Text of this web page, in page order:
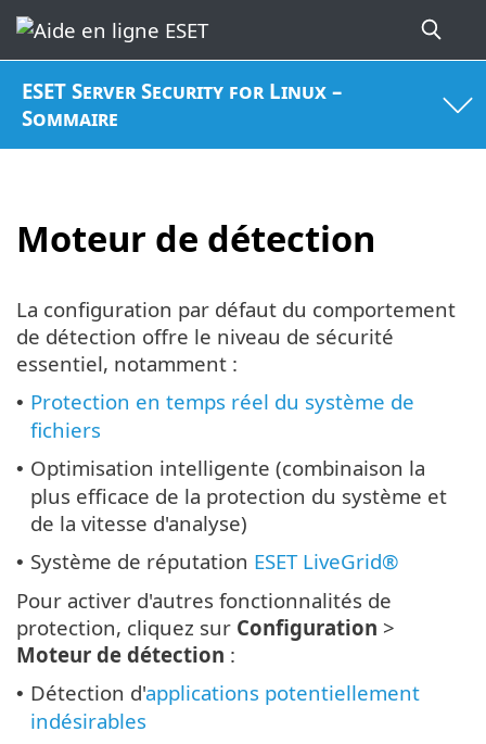
ESET Server Security for Linux –
Sommaire
Moteur de détection
La configuration par défaut du comportement
de détection offre le niveau de sécurité
essentiel, notamment :
• Protection en temps réel du système de
fichiers
• Optimisation intelligente (combinaison la
plus efficace de la protection du système et
de la vitesse d'analyse)
• Système de réputation ESET LiveGrid®
Pour activer d'autres fonctionnalités de
protection, cliquez sur Configuration >
Moteur de détection :
• Détection d'applications potentiellement
indésirables